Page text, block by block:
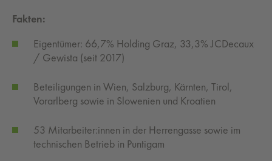
Fakten:
Eigentümer: 66,7% Holding Graz, 33,3% JCDecaux
/ Gewista (seit 2017)
Beteiligungen in Wien, Salzburg, Kärnten, Tirol,
Vorarlberg sowie in Slowenien und Kroatien
53 Mitarbeiter:innen in der Herrengasse sowie im
technischen Betrieb in Puntigam